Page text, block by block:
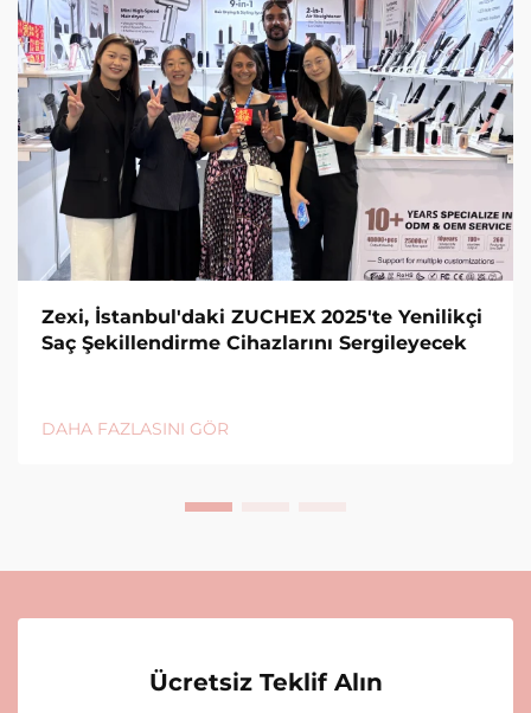
Zexi, İstanbul'daki ZUCHEX 2025'te Yenilikçi
Saç Şekillendirme Cihazlarını Sergileyecek
DAHA FAZLASINI GÖR
Ücretsiz Teklif Alın